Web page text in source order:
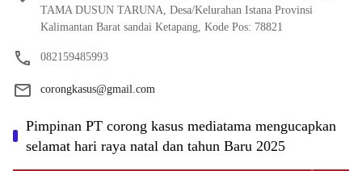
TAMA DUSUN TARUNA, Desa/Kelurahan Istana Provinsi
Kalimantan Barat sandai Ketapang, Kode Pos: 78821
082159485993
corongkasus@gmail.com
Pimpinan PT corong kasus mediatama mengucapkan
selamat hari raya natal dan tahun Baru 2025